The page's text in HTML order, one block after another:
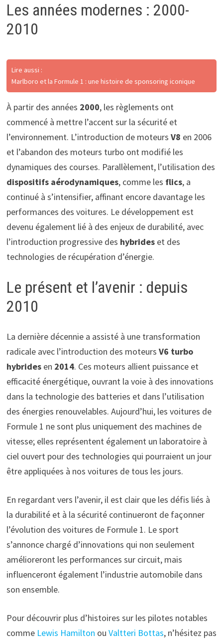
Les années modernes : 2000-
2010
Lire aussi :
Marlboro et la Formule 1 : une histoire de sponsoring iconique
À partir des années 2000, les règlements ont
commencé à mettre l’accent sur la sécurité et
l’environnement. L’introduction de moteurs V8 en 2006
et l’abandon des moteurs turbo ont modifié les
dynamiques des courses. Parallèlement, l’utilisation des
dispositifs aérodynamiques, comme les flics, a
continué à s’intensifier, affinant encore davantage les
performances des voitures. Le développement est
devenu également lié à des enjeux de durabilité, avec
l’introduction progressive des hybrideset des
technologies de récupération d’énergie.
Le présent et l’avenir : depuis
2010
La dernière décennie a assisté à une transformation
radicale avec l’introduction des moteurs V6 turbo
hybridesen 2014. Ces moteurs allient puissance et
efficacité énergétique, ouvrant la voie à des innovations
dans la technologie des batteries et dans l’utilisation
des énergies renouvelables. Aujourd’hui, les voitures de
Formule 1 ne sont plus uniquement des machines de
vitesse; elles représentent également un laboratoire à
ciel ouvert pour des technologies qui pourraient un jour
être appliquées à nos voitures de tous les jours.
En regardant vers l’avenir, il est clair que les défis liés à
la durabilité et à la sécurité continueront de façonner
l’évolution des voitures de Formule 1. Le sport
s’annonce chargé d’innovations qui non seulement
amélioreront les performances sur circuit, mais
influenceront également l’industrie automobile dans
son ensemble.
Pour découvrir plus d’histoires sur les pilotes notables
comme Lewis Hamilton ou Valtteri Bottas, n’hésitez pas